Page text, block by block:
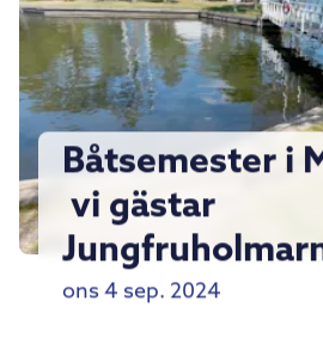
Båtsemester i
vi gästar
ons 4 sep. 2024